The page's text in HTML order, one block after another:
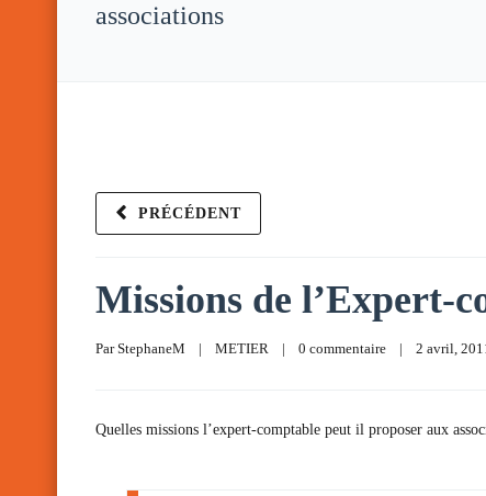
associations
PRÉCÉDENT
Missions de l’Expert-
Par StephaneM | METIER | 0 commentaire | 2 avril,
Quelles missions l’expert-comptable peut il proposer aux